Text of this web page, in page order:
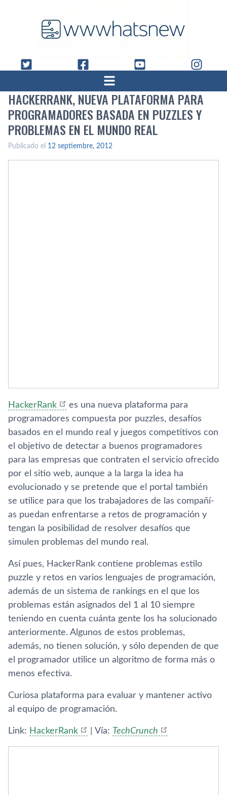
HACKERRANK, NUEVA PLATAFORMA PARA
PROGRAMADORES BASADA EN PUZZLES Y
PROBLEMAS EN EL MUNDO REAL
Publicado el 12 septiembre, 2012
HackerRank
es una nueva plataforma para
programadores compuesta por puzzles, desafí­os
basados en el mundo real y juegos competitivos con
el objetivo de detectar a buenos programadores
para las empresas que contraten el servicio ofrecido
por el sitio web, aunque a la larga la idea ha
evolucionado y se pretende que el portal también
se utilice para que los trabajadores de las compañí­
as puedan enfrentarse a retos de programación y
tengan la posibilidad de resolver desafí­os que
simulen problemas del mundo real.
Así­ pues, HackerRank contiene problemas estilo
puzzle y retos en varios lenguajes de programación,
además de un sistema de rankings en el que los
problemas están asignados del 1 al 10 siempre
teniendo en cuenta cuánta gente los ha solucionado
anteriormente. Algunos de estos problemas,
además, no tienen solución, y sólo dependen de que
el programador utilice un algoritmo de forma más o
menos efectiva.
Curiosa plataforma para evaluar y mantener activo
al equipo de programación.
Link: HackerRank | Ví­a: TechCrunch